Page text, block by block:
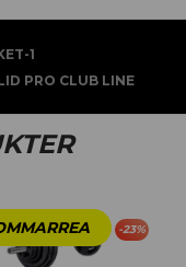
1
PRO CLUB LINE
-23%